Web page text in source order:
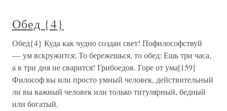
Обед {4}
Обед{4} Куда как чудно создан свет! Пофилософствуй
— ум вскружится; То бережешься, то обед: Ешь три часа,
а в три дня не сварится! Грибоедов. Горе от ума[159]
Философ вы или просто умный человек, действительный
ли вы важный человек или только титулярный, бедный
или богатый,